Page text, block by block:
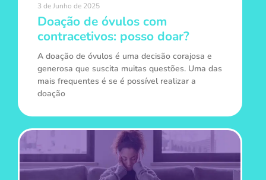
Doação de óvulos com
contracetivos: posso doar?
A doação de óvulos é uma decisão corajosa e
generosa que suscita muitas questões. Uma das
mais frequentes é se é possível realizar a
doação
3 de Junho de 2025